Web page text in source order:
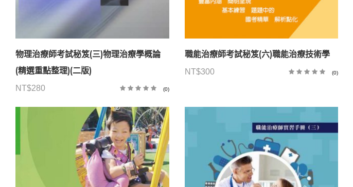
物理治療師考試秘笈(三)物理治療學概論
(精選重點整理)(二版)
NT$280 (0)
職能治療師考試秘笈(六)職能治療技術學
NT$300 (0)